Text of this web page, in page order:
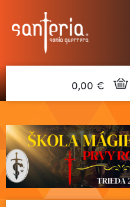
0,00 €